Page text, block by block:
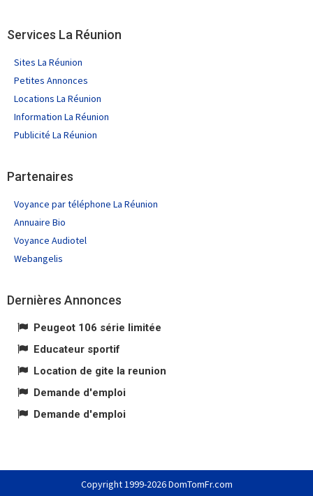
Services La Réunion
Sites La Réunion
Petites Annonces
Locations La Réunion
Information La Réunion
Publicité La Réunion
Partenaires
Voyance par téléphone La Réunion
Annuaire Bio
Voyance Audiotel
Webangelis
Dernières Annonces
Peugeot 106 série limitée
Educateur sportif
Location de gite la reunion
Demande d'emploi
Demande d'emploi
Copyright 1999-2026 DomTomFr.com